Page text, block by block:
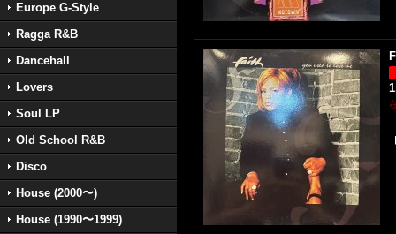
Europe G-Style
Ragga R&B
Dancehall
Lovers
Soul LP
Old School R&B
Disco
House (2000〜)
House (1990〜1999)